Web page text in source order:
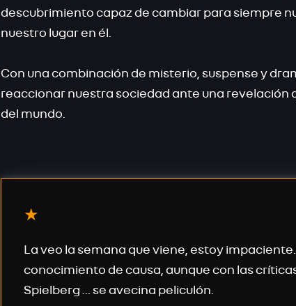
descubrimiento capaz de cambiar para siempre
nuestro lugar en él.
Con una combinación de misterio, suspense y
reaccionar nuestra sociedad ante una revelación
del mundo.
La veo la semana que viene, estoy
conocimiento de causa, aunque con las
Spielberg … se avecina peliculón.